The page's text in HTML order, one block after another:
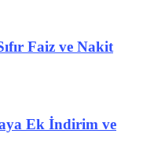
Faiz ve Nakit
Ek İndirim ve